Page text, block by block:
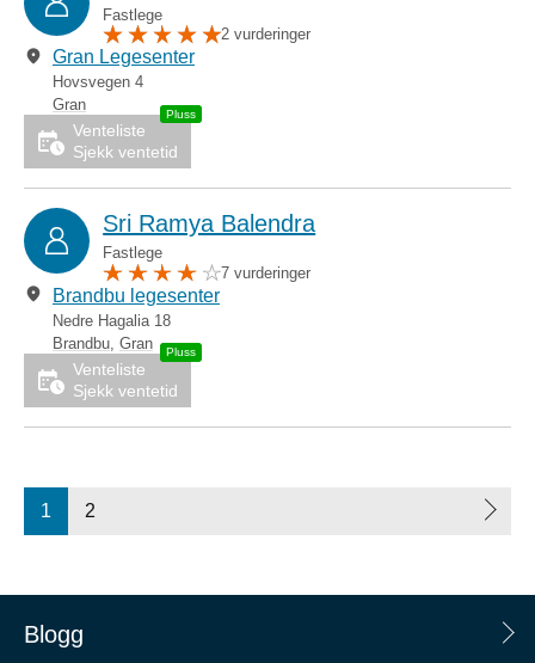
Fastlege
2 vurderinger
Gran Legesenter
Hovsvegen 4
Gran
Venteliste
Sjekk ventetid
Sri Ramya Balendra
Fastlege
7 vurderinger
Brandbu legesenter
Nedre Hagalia 18
Brandbu Gran
Venteliste
Sjekk ventetid
1 2
Blogg